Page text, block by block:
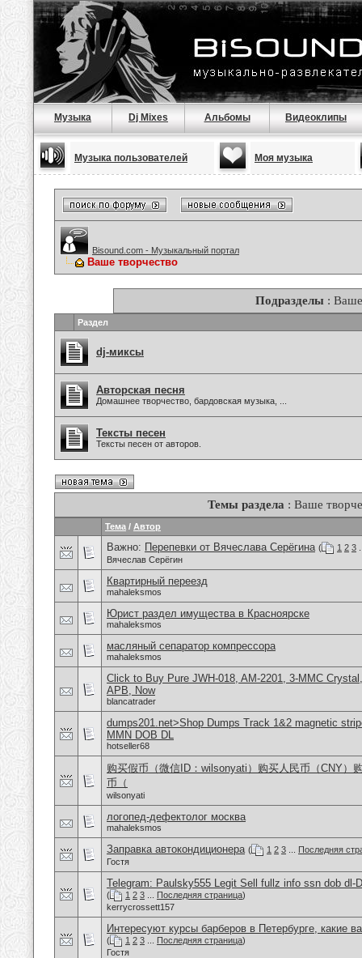
Музыка Dj Mixes Альбомы Видеоклипы
Музыка пользователей Моя музыка
Bisound.com - Музыкальный портал
Ваше творчество
Подразделы :
Раздел
dj-миксы
Авторская песня
Домашнее творчество, бардовская музыка, ...
Тексты песен
Тексты песен от авторов.
Темы раздела : Ваше
Тема / Автор
Важно: Перепевки от Вячеслава Серёгина ( 1 2 3
Вячеслав Серёгин
Квартирный переезд
mahaleksmos
Юрист раздел имущества в Красноярске
mahaleksmos
масляный сепаратор компрессора
mahaleksmos
Click to Buy Pure JWH-018, AM-2201, 3-MMC
APB, Now
blancatrader
dumps201.net>Shop Dumps Track 1&2 magnetic
MMN DOB DL
hotseller68
购买假币（微信ID：wilsonyati）购买人民币（CNY）
币（
wilsonyati
логопед-дефектолог москва
mahaleksmos
Заправка автокондиционера ( 1 2 3
Последняя
Гостя
Telegram: Paulsky555 Legit Sell fullz info ssn dob dl-
( 1 2 3 Последняя страница)
kerrycrossett157
Интересуют курсы барберов в Петербурге, какие
( 1 2 3 Последняя страница)
Гостя